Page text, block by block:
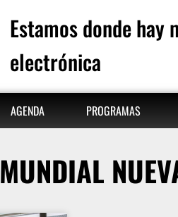
Estamos donde hay
electrónica
AGENDA PROGRAMAS
MUNDIAL